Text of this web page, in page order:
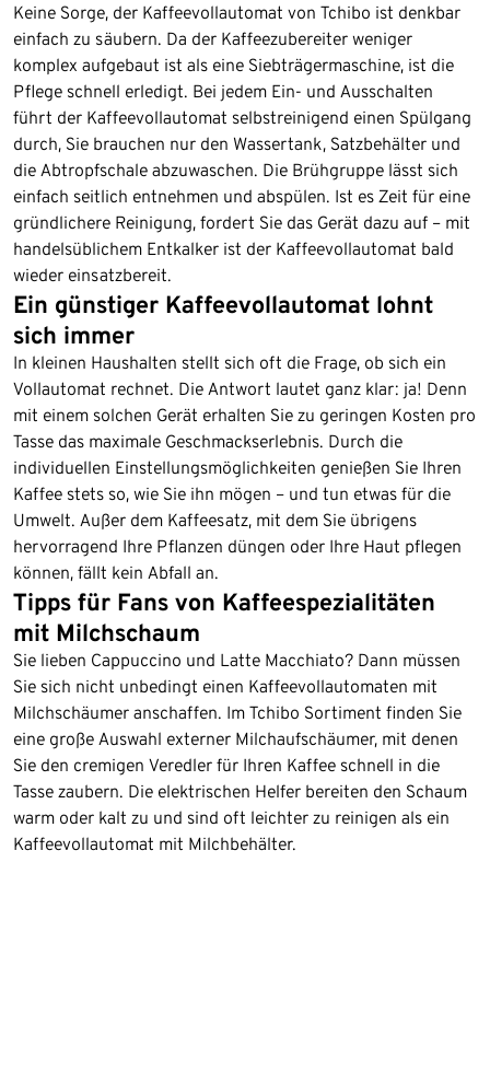
Keine Sorge, der Kaffeevollautomat von Tchibo ist denkbar
einfach zu säubern. Da der Kaffeezubereiter weniger
komplex aufgebaut ist als eine Siebträgermaschine, ist die
Pflege schnell erledigt. Bei jedem Ein- und Ausschalten
führt der Kaffeevollautomat selbstreinigend einen Spülgang
durch, Sie brauchen nur den Wassertank, Satzbehälter und
die Abtropfschale abzuwaschen. Die Brühgruppe lässt sich
einfach seitlich entnehmen und abspülen. Ist es Zeit für eine
gründlichere Reinigung, fordert Sie das Gerät dazu auf – mit
handelsüblichem Entkalker ist der Kaffeevollautomat bald
wieder einsatzbereit.
Ein günstiger Kaffeevollautomat lohnt
sich immer
In kleinen Haushalten stellt sich oft die Frage, ob sich ein
Vollautomat rechnet. Die Antwort lautet ganz klar: ja! Denn
mit einem solchen Gerät erhalten Sie zu geringen Kosten pro
Tasse das maximale Geschmackserlebnis. Durch die
individuellen Einstellungsmöglichkeiten genießen Sie Ihren
Kaffee stets so, wie Sie ihn mögen – und tun etwas für die
Umwelt. Außer dem Kaffeesatz, mit dem Sie übrigens
hervorragend Ihre Pflanzen düngen oder Ihre Haut pflegen
können, fällt kein Abfall an.
Tipps für Fans von Kaffeespezialitäten
mit Milchschaum
Sie lieben Cappuccino und Latte Macchiato? Dann müssen
Sie sich nicht unbedingt einen Kaffeevollautomaten mit
Milchschäumer anschaffen. Im Tchibo Sortiment finden Sie
eine große Auswahl externer Milchaufschäumer, mit denen
Sie den cremigen Veredler für Ihren Kaffee schnell in die
Tasse zaubern. Die elektrischen Helfer bereiten den Schaum
warm oder kalt zu und sind oft leichter zu reinigen als ein
Kaffeevollautomat mit Milchbehälter.